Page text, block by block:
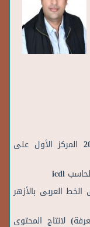
دبلوم التخصص في الخط والتذهيب 2003 المركز الأول على
icdl
العربى بالأزهر
لانتاج المحتوى